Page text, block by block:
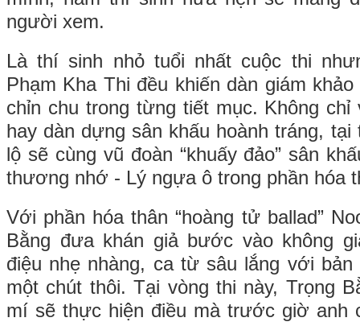
người xem.
Là thí sinh nhỏ tuổi nhất cuộc thi
Phạm Kha Thi đều khiến dàn giám
chỉn chu trong từng tiết mục. Không chỉ
hay dàn dựng sân khấu hoành tráng,
lộ sẽ cùng vũ đoàn “khuấy đảo” sân
thương nhớ - Lý ngựa ô trong phần hóa
Với phần hóa thân “hoàng tử ballad”
Bằng đưa khán giả bước vào không
điệu nhẹ nhàng, ca từ sâu lắng với
một chút thôi. Tại vòng thi này, Trọng
mí sẽ thực hiện điều mà trước giờ anh